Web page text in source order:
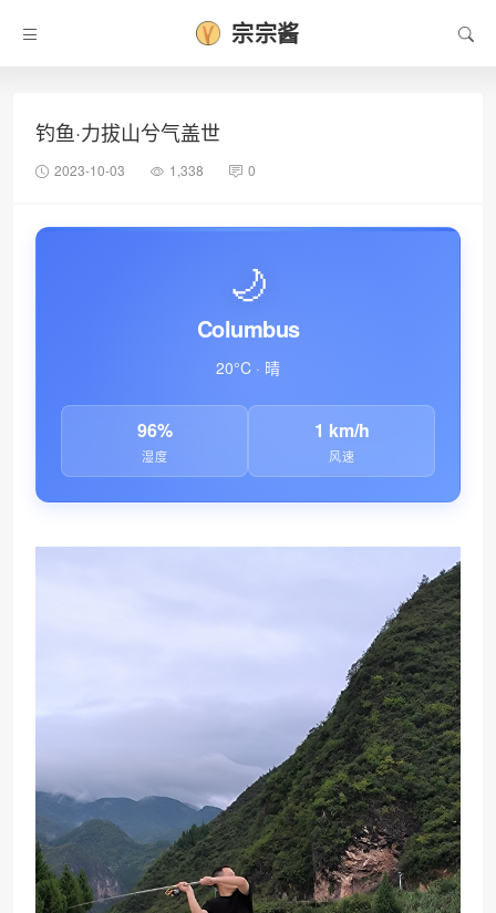
宗宗酱
钓鱼·力拔山兮气盖世
2023-10-03 1,338 0
🌙
Columbus
20°C · 晴
96%
湿度
1 km/h
风速